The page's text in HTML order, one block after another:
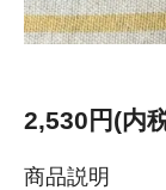
2,530円(内
商品説明